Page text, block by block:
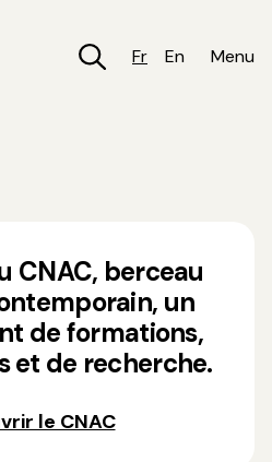
Fr En Menu
CNAC, berceau
un
de formations,
et de recherche.
le CNAC